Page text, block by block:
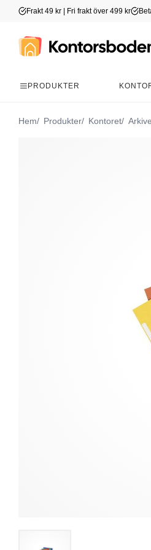
Frakt 49 kr | Fri frakt över 499 kr
PRODUKTER
Hem Produkter Kontoret